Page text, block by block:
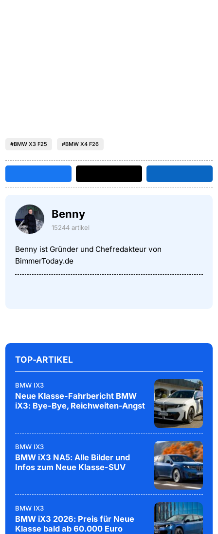
#BMW X3 F25 #BMW X4 F26
Benny
15244 artikel
Benny ist Gründer und Chefredakteur von
BimmerToday.de
TOP-ARTIKEL
BMW IX3
Neue Klasse-Fahrbericht BMW
iX3: Bye-Bye, Reichweiten-Angst
BMW IX3
BMW iX3 NA5: Alle Bilder und
Infos zum Neue Klasse-SUV
BMW IX3
BMW iX3 2026: Preis für Neue
Klasse bald ab 60.000 Euro